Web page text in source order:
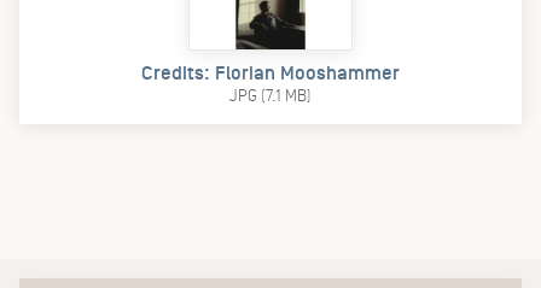
Credits: Florian Mooshammer
JPG (7.1 MB)